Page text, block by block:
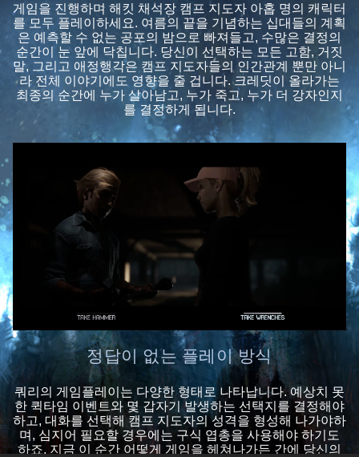
게임을 진행하며 해킷 채석장 캠프 지도자 아홉 명의 캐릭터
를 모두 플레이하세요. 여름의 끝을 기념하는 십대들의 계획
은 예측할 수 없는 공포의 밤으로 빠져들고, 수많은 결정의
순간이 눈 앞에 닥칩니다. 당신이 선택하는 모든 고함, 거짓
말, 그리고 애정행각은 캠프 지도자들의 인간관계 뿐만 아니
라 전체 이야기에도 영향을 줄 겁니다. 크레딧이 올라가는
최종의 순간에 누가 살아남고, 누가 죽고, 누가 더 강자인지
를 결정하게 됩니다.
정답이 없는 플레이 방식
쿼리의 게임플레이는 다양한 형태로 나타납니다. 예상치 못
한 퀵타임 이벤트와 몇 갑자기 발생하는 선택지를 결정해야
하고, 대화를 선택해 캠프 지도자의 성격을 형성해 나가야하
며, 심지어 필요할 경우에는 구식 엽총을 사용해야 하기도
하죠. 지금 이 순간 어떻게 게임을 헤쳐나가든 간에 당신의